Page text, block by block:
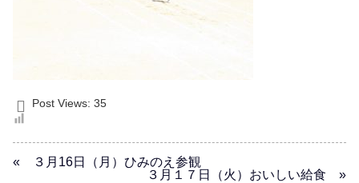
Post Views: 35
« ３月16日（月）ひみのえ参観
３月１７日（火）おいしい給食 »